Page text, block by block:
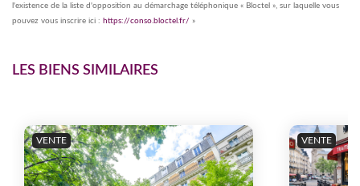
l'existence de la liste d'opposition au démarchage téléphonique « Bloctel », sur laquelle vous
pouvez vous inscrire ici : https://conso.bloctel.fr/ »
LES BIENS SIMILAIRES
VENTE VENTE